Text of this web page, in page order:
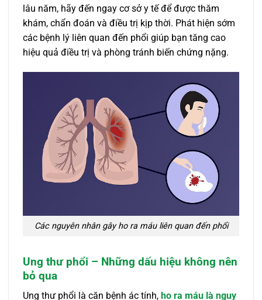
lâu năm, hãy đến ngay cơ sở y tế để được thăm
khám, chẩn đoán và điều trị kịp thời. Phát hiện sớm
các bệnh lý liên quan đến phổi giúp bạn tăng cao
hiệu quả điều trị và phòng tránh biến chứng nặng.
Các nguyên nhân gây ho ra máu liên quan đến phổi
Ung thư phổi – Những dấu hiệu không nên
bỏ qua
Ung thư phổi là căn bệnh ác tính, ho ra máu là nguy